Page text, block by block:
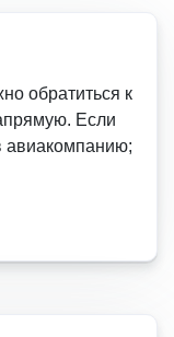
обратиться к
Если
авиакомпанию;